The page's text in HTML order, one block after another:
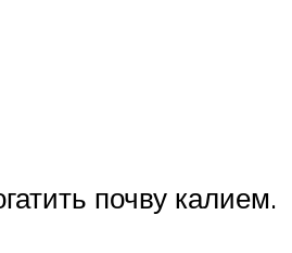
почву калием.